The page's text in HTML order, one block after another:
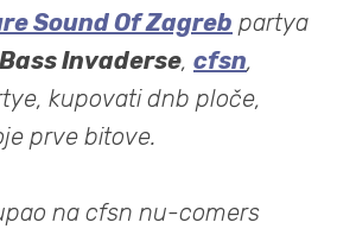
Sound Of Zagreb partya
Bass Invaderse, cfsn,
kupovati dnb ploče,
prve bitove.
na cfsn nu-comers